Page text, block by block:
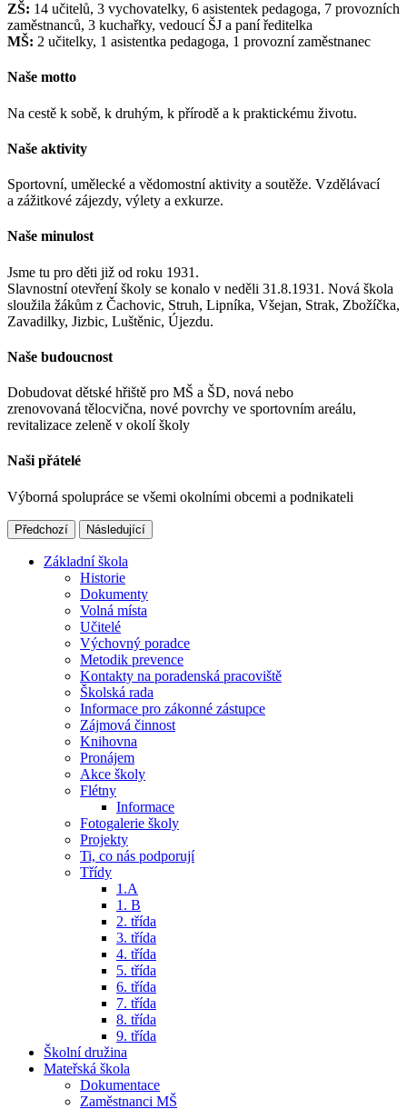
ZŠ: 14 učitelů, 3 vychovatelky, 6 asistentek pedagoga, 7 provozních
zaměstnanců, 3 kuchařky, vedoucí ŠJ a paní ředitelka
MŠ: 2 učitelky, 1 asistentka pedagoga, 1 provozní zaměstnanec
Naše motto
Na cestě k sobě, k druhým, k přírodě a k praktickému životu.
Naše aktivity
Sportovní, umělecké a vědomostní aktivity a soutěže. Vzdělávací
a zážitkové zájezdy, výlety a exkurze.
Naše minulost
Jsme tu pro děti již od roku 1931.
Slavnostní otevření školy se konalo v neděli 31.8.1931. Nová škola
sloužila žákům z Čachovic, Struh, Lipníka, Všejan, Strak, Zbožíčka,
Zavadilky, Jizbic, Luštěnic, Újezdu.
Naše budoucnost
Dobudovat dětské hřiště pro MŠ a ŠD, nová nebo
zrenovovaná tělocvična, nové povrchy ve sportovním areálu,
revitalizace zeleně v okolí školy
Naši přátelé
Výborná spolupráce se všemi okolními obcemi a podnikateli
Předchozí Následující
Základní škola
Historie
Dokumenty
Volná místa
Učitelé
Výchovný poradce
Metodik prevence
Kontakty na poradenská pracoviště
Školská rada
Informace pro zákonné zástupce
Zájmová činnost
Knihovna
Pronájem
Akce školy
Flétny
Informace
Fotogalerie školy
Projekty
Ti, co nás podporují
Třídy
1.A
1. B
2. třída
3. třída
4. třída
5. třída
6. třída
7. třída
8. třída
9. třída
Školní družina
Mateřská škola
Dokumentace
Zaměstnanci MŠ